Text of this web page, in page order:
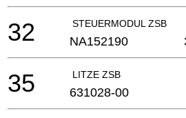
STEUERMODUL ZSB
32 NA152190
LITZE ZSB
35 631028-00